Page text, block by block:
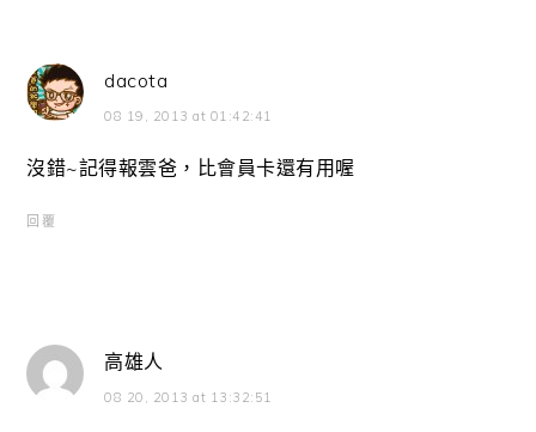
dacota
08 19, 2013 at 01:42:41
沒錯~記得報雲爸，比會員卡還有用喔
回覆
高雄人
08 20, 2013 at 13:32:51